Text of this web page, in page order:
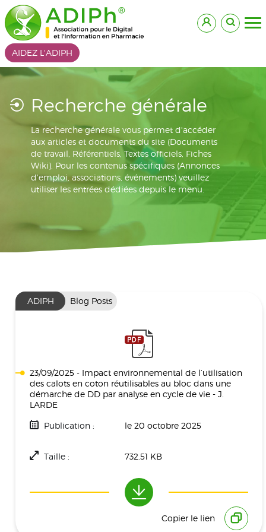
AIDEZ L'ADIPH
Recherche générale
La recherche générale vous permet d'accéder
aux articles et documents du site (Documents
de travail, Référentiels, Textes officiels, Fiches
Wiki). Pour les contenus spécifiques (Annonces
d'emploi, associations, événements) veuillez
utiliser les entrées dédiées depuis le menu.
ADIPH Blog Posts
23/09/2025 - Impact environnemental de l’utilisation
des calots en coton réutilisables au bloc dans une
démarche de DD par analyse en cycle de vie - J.
LARDE
Publication : le 20 octobre 2025
Taille : 732.51 KB
306
Copier le lien